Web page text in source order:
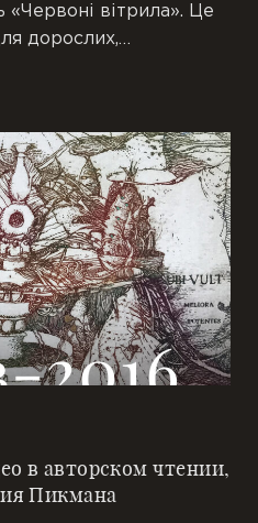
«Червоні вітрила». Це
дорослих,…
в авторском чтении,
Пикмана